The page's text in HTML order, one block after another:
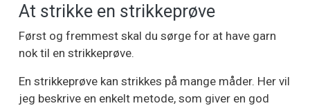
At strikke en strikkeprøve
Først og fremmest skal du sørge for at have garn
nok til en strikkeprøve.
En strikkeprøve kan strikkes på mange måder. Her vil
jeg beskrive en enkelt metode, som giver en god